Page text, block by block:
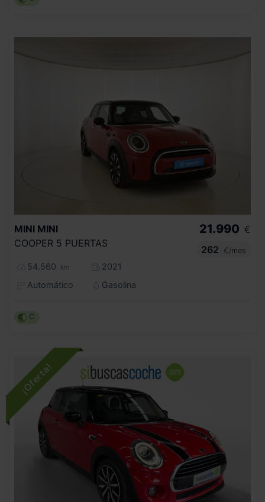
MINI MINI
COOPER 5 PUERTAS
54.560 km
2021
Automático
Gasolina
21.990 €
262
€/mes
C